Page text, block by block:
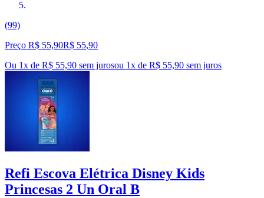
(99)
Preço R$ 55,90R$ 55,90
Ou 1x de R$ 55,90 sem jurosou 1x de R$ 55,90 sem juros
Refi Escova Elétrica Disney Kids
Princesas 2 Un Oral B